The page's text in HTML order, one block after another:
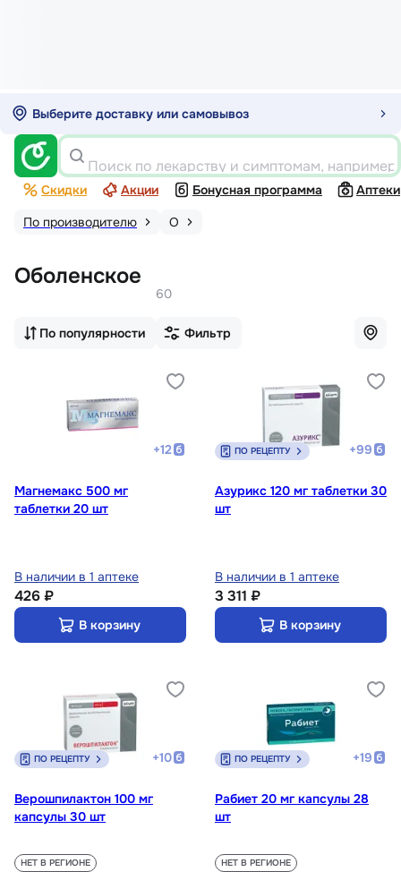
Выберите доставку или самовывоз
Поиск по лекарству и симптомам,
Скидки Акции Бонусная программа
Аптеки
По производителю
О
Оболенское
60
По популярности Фильтр
+12
Магнемакс 500 мг
таблетки 20 шт
В наличии в 1 аптеке
426 ₽
В корзину
ПО РЕЦЕПТУ +99
Азурикс 120 мг таблетки 30
шт
В наличии в 1 аптеке
3 311 ₽
В корзину
ПО РЕЦЕПТУ +10
Верошпилактон 100 мг
капсулы 30 шт
НЕТ В РЕГИОНЕ
ПО РЕЦЕПТУ +19
Рабиет 20 мг капсулы 28
шт
НЕТ В РЕГИОНЕ